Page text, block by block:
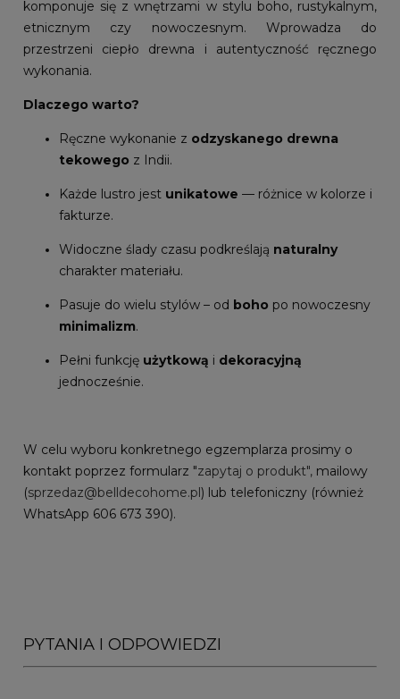
komponuje się z wnętrzami w stylu boho, rustykalnym,
etnicznym czy nowoczesnym. Wprowadza do
przestrzeni ciepło drewna i autentyczność ręcznego
wykonania.
Dlaczego warto?
Ręczne wykonanie z odzyskanego drewna
tekowego z Indii.
Każde lustro jest unikatowe — różnice w kolorze i
fakturze.
Widoczne ślady czasu podkreślają naturalny
charakter materiału.
Pasuje do wielu stylów – od boho po nowoczesny
minimalizm.
Pełni funkcję użytkową i dekoracyjną
jednocześnie.
W celu wyboru konkretnego egzemplarza prosimy o
kontakt poprzez formularz "zapytaj o produkt", mailowy
(sprzedaz@belldecohome.pl) lub telefoniczny (również
WhatsApp 606 673 390).
PYTANIA I ODPOWIEDZI